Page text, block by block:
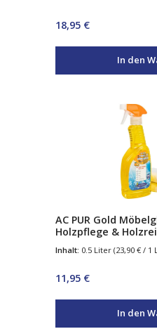
Regulärer Preis:
18,95 €
In den
AC PUR Gold
Holzpflege &
Möbel, Parkett &
Inhalt: 0.5 Liter (23,90 € / 1
Regulärer Preis:
11,95 €
In den